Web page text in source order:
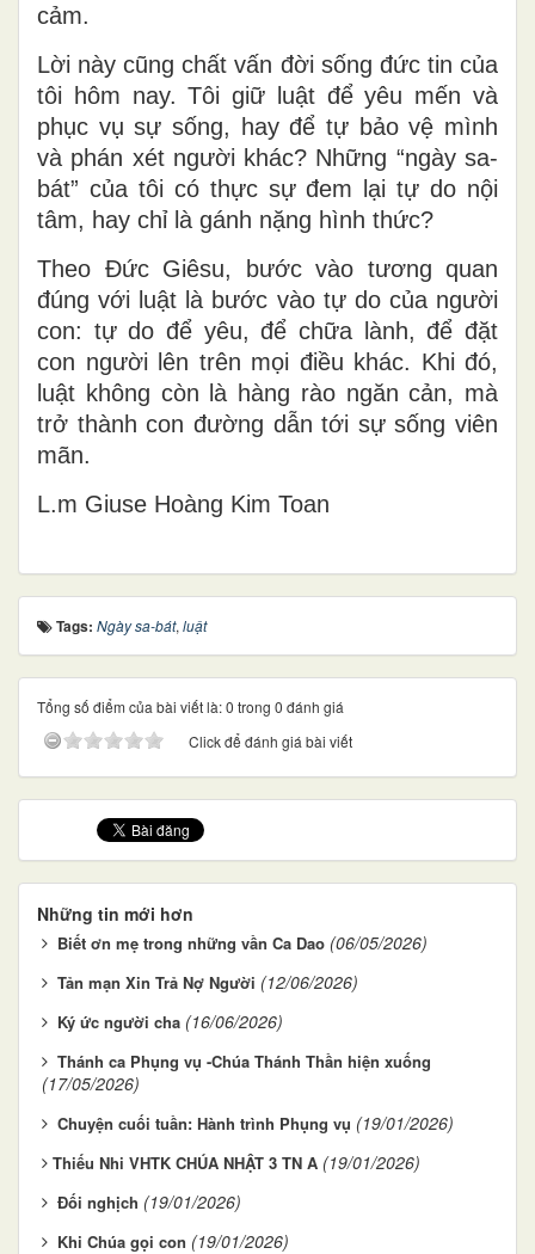
cảm.
Lời này cũng chất vấn đời sống đức tin của
tôi hôm nay. Tôi giữ luật để yêu mến và
phục vụ sự sống, hay để tự bảo vệ mình
và phán xét người khác? Những “ngày sa-
bát” của tôi có thực sự đem lại tự do nội
tâm, hay chỉ là gánh nặng hình thức?
Theo Đức Giêsu, bước vào tương quan
đúng với luật là bước vào tự do của người
con: tự do để yêu, để chữa lành, để đặt
con người lên trên mọi điều khác. Khi đó,
luật không còn là hàng rào ngăn cản, mà
trở thành con đường dẫn tới sự sống viên
mãn.
L.m Giuse Hoàng Kim Toan
Tags: Ngày sa-bát, luật
Tổng số điểm của bài viết là: 0 trong 0 đánh giá
Click để đánh giá bài viết
Những tin mới hơn
Biết ơn mẹ trong những vần Ca Dao (06/05/2026)
Tản mạn Xin Trả Nợ Người (12/06/2026)
Ký ức người cha (16/06/2026)
Thánh ca Phụng vụ -Chúa Thánh Thần hiện xuống
(17/05/2026)
Chuyện cuối tuần: Hành trình Phụng vụ (19/01/2026)
​​​​​​​Thiếu Nhi VHTK CHÚA NHẬT 3 TN A (19/01/2026)
Đối nghịch (19/01/2026)
Khi Chúa gọi con (19/01/2026)